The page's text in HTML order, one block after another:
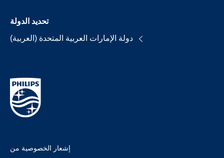
تحديد الدولة
إشعار الخصوصية من